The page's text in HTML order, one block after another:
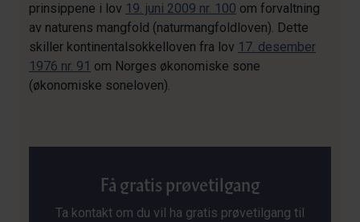
prinsippene i lov 19. juni 2009 nr. 100 om forvaltning
av naturens mangfold (naturmangfoldloven). Dette
skiller kontinentalsokkelloven fra lov 17. desember
1976 nr. 91 om Norges økonomiske sone
(økonomiske soneloven).
Få gratis prøvetilgang
Ta kontakt om du vil ha gratis prøvetilgang til